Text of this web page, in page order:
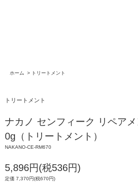
ホーム > トリートメント
トリートメント
ナカノ センフィーク リペア
0g（トリートメント）
NAKANO-CE-RM670
5,896円(税536円)
定価 7,370円(税670円)